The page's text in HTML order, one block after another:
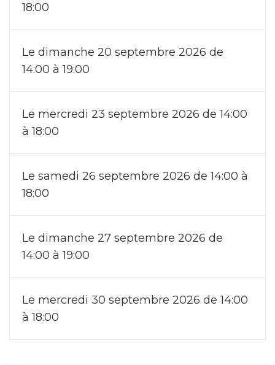
18:00
Le dimanche 20 septembre 2026 de
14:00 à 19:00
Le mercredi 23 septembre 2026 de 14:00
à 18:00
Le samedi 26 septembre 2026 de 14:00 à
18:00
Le dimanche 27 septembre 2026 de
14:00 à 19:00
Le mercredi 30 septembre 2026 de 14:00
à 18:00